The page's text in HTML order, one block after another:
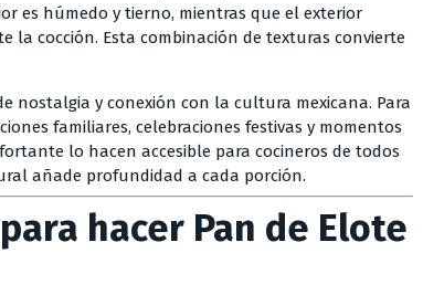
es húmedo y tierno, mientras que el exterior
cocción. Esta combinación de texturas convierte
nostalgia y conexión con la cultura mexicana. Para
familiares, celebraciones festivas y momentos
lo hacen accesible para cocineros de todos
añade profundidad a cada porción.
hacer Pan de Elote